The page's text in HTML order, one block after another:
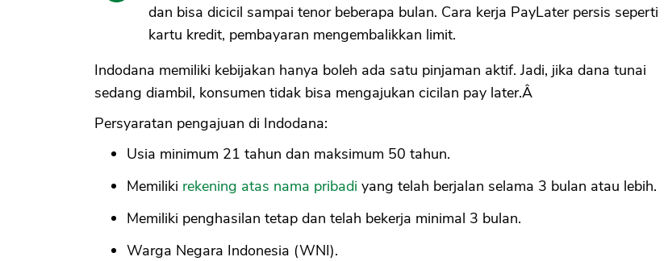
dan bisa dicicil sampai tenor beberapa bulan. Cara kerja PayLater persis seperti
kartu kredit, pembayaran mengembalikkan limit.
Indodana memiliki kebijakan hanya boleh ada satu pinjaman aktif. Jadi, jika dana tunai
sedang diambil, konsumen tidak bisa mengajukan cicilan pay later.Â
Persyaratan pengajuan di Indodana:
Usia minimum 21 tahun dan maksimum 50 tahun.
Memiliki rekening atas nama pribadi yang telah berjalan selama 3 bulan atau lebih.
Memiliki penghasilan tetap dan telah bekerja minimal 3 bulan.
Warga Negara Indonesia (WNI).